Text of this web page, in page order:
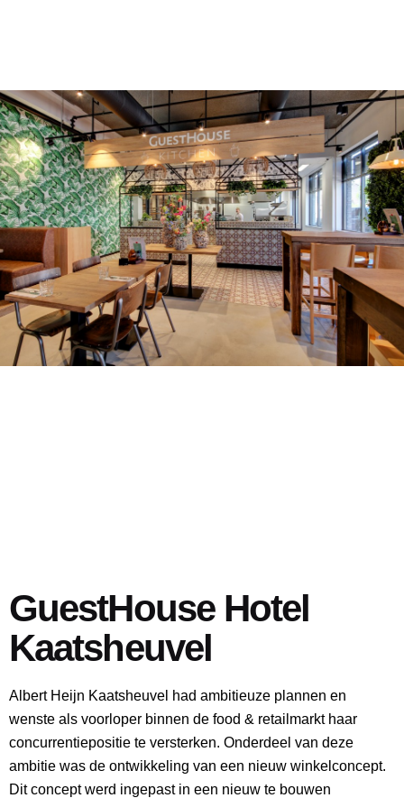
GuestHouse Hotel
Kaatsheuvel
Albert Heijn Kaatsheuvel had ambitieuze plannen en
wenste als voorloper binnen de food & retailmarkt haar
concurrentiepositie te versterken. Onderdeel van deze
ambitie was de ontwikkeling van een nieuw winkelconcept.
Dit concept werd ingepast in een nieuw te bouwen